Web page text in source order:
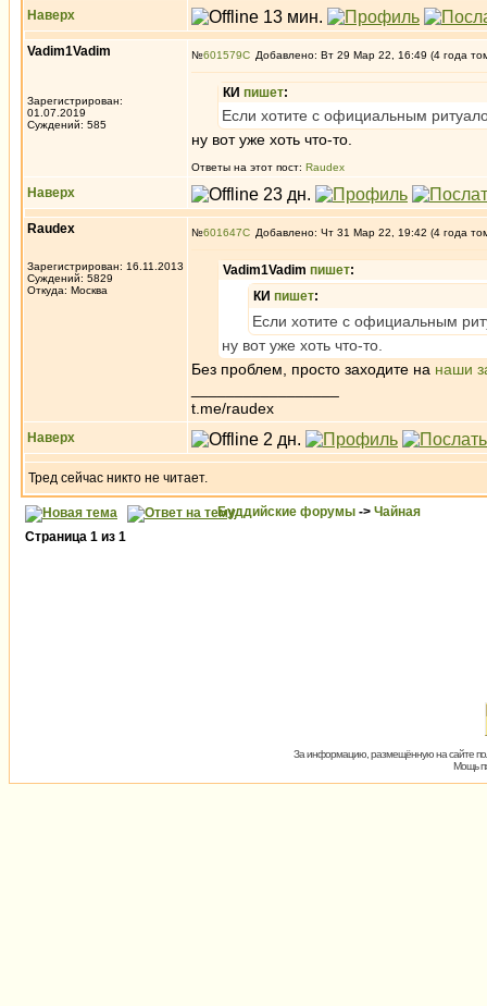
Наверх
Vadim1Vadim
Зарегистрирован:
01.07.2019
Суждений: 585
№601579 Добавлено: Вт 29 Мар 22, 16:49 (4 года
КИ пишет:
Если хотите с официальным
ну вот уже хоть что-то.
Ответы на этот пост: Raudex
Наверх
Raudex
Зарегистрирован: 16.11.2013
Суждений: 5829
Откуда: Москва
№601647 Добавлено: Чт 31 Мар 22, 19:42 (4 года
Vadim1Vadim пишет:
КИ пишет:
Если хотите с официальным
ну вот уже хоть что-то.
Без проблем, просто заходите на наши
t.me/raudex
Наверх
Тред сейчас никто не читает.
Буддийские форумы -> Чайная
Страница 1 из 1
За информацию, размещённую на сайте
Мощь